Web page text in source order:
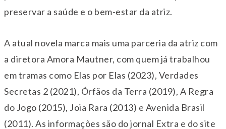
preservar a saúde e o bem-estar da atriz.
A atual novela marca mais uma parceria da atriz com
a diretora Amora Mautner, com quem já trabalhou
em tramas como Elas por Elas (2023), Verdades
Secretas 2 (2021), Órfãos da Terra (2019), A Regra
do Jogo (2015), Joia Rara (2013) e Avenida Brasil
(2011). As informações são do jornal Extra e do site